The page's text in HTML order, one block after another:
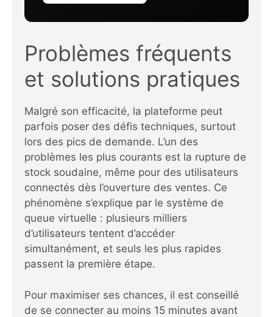
Problèmes fréquents
et solutions pratiques
Malgré son efficacité, la plateforme peut
parfois poser des défis techniques, surtout
lors des pics de demande. L’un des
problèmes les plus courants est la rupture de
stock soudaine, même pour des utilisateurs
connectés dès l’ouverture des ventes. Ce
phénomène s’explique par le système de
queue virtuelle : plusieurs milliers
d’utilisateurs tentent d’accéder
simultanément, et seuls les plus rapides
passent la première étape.
Pour maximiser ses chances, il est conseillé
de se connecter au moins 15 minutes avant